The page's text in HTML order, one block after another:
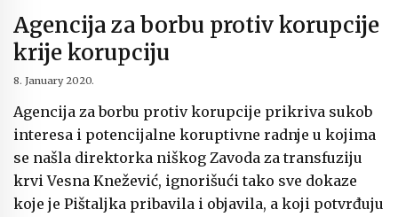
Agencija za borbu protiv korupcije
krije korupciju
8. January 2020.
Agencija za borbu protiv korupcije prikriva sukob
interesa i potencijalne koruptivne radnje u kojima
se našla direktorka niškog Zavoda za transfuziju
krvi Vesna Knežević, ignorišući tako sve dokaze
koje je Pištaljka pribavila i objavila, a koji potvrđuju